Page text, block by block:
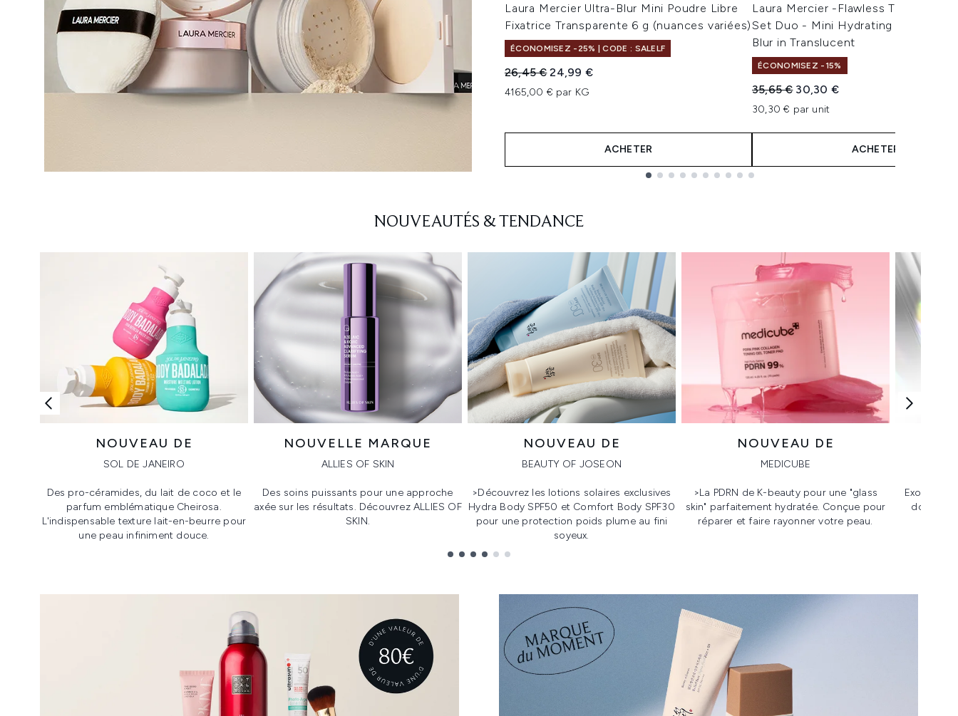
Laura Mercier Ultra-Blur Mini Poudre Libre
Fixatrice Transparente 6 g (nuances variées)
ÉCONOMISEZ -25% | CODE : SALELF
Prix de vente :
26,45 €Prix ​​actuel :
24,99 €
4165,00 € par KG
ACHETER
Laura Mercier -Flawless Treats Mini
Set Duo - Mini Hydrating Primer +
Blur in Translucent
ÉCONOMISEZ -15%
Prix de vente :
35,65 € Prix ​​actuel :
30,30 €
30,30 € par unit
ACHETER
NOUVEAUTÉS & TENDANCE
NOUVEAU DE
SOL DE JANEIRO
Des pro-céramides, du lait de coco et le
parfum emblématique Cheirosa.
L'indispensable texture lait-en-beurre pour
une peau infiniment douce.
NOUVELLE MARQUE
ALLIES OF SKIN
Des soins puissants pour une approche
axée sur les résultats. Découvrez ALLIES OF
SKIN.
NOUVEAU DE
BEAUTY OF JOSEON
>Découvrez les lotions solaires exclusives
Hydra Body SPF50 et Comfort Body SPF30
pour une protection poids plume au fini
soyeux.
NOUVEAU DE
MEDICUBE
>La PDRN de K-beauty pour une "glass
skin" parfaitement hydratée. Conçue pour
réparer et faire rayonner votre peau.
Exo-
donne à